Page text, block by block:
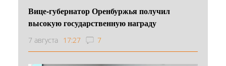
Вице-губернатор Оренбуржья получил
высокую государственную награду
7 августа 17:27 7